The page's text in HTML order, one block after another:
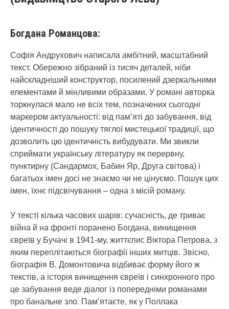
Богдана Романцова:
Софія Андрухович написала амбітний, масштабний
текст. Обережно зібраний із тисяч деталей, ніби
найскладніший конструктор, посилений дзеркальними
елементами й мінливими образами. У романі авторка
торкнулася мало не всіх тем, позначених сьогодні
маркером актуальності: від пам’яті до забування, від
ідентичності до пошуку тяглої мистецької традиції, що
дозволить цю ідентичність вибудувати. Ми звикли
сприймати українську літературу як перервну,
пунктирну (Сандармох, Бабин Яр, Друга світова) і
багатьох імен досі не знаємо чи не цінуємо. Пошук цих
імен, їхнє підсвічування – одна з місій роману.
У тексті кілька часових шарів: сучасність, де триває
війна й на фронті поранено Богдана, винищення
євреїв у Бучачі в 1941-му, життєпис Віктора Петрова, з
яким переплітаються біографії інших митців. Звісно,
біографія В. Домонтовича відбиває форму його ж
текстів, а історія винищення євреїв і синхронного про
це забування веде діалог із попередніми романами
про банальне зло. Пам’ятаєте, як у Поллака